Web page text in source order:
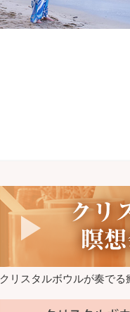
クリスタルボウルが奏でる